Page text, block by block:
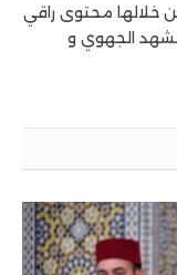
خلالها محتوى راقي
الجهوي و